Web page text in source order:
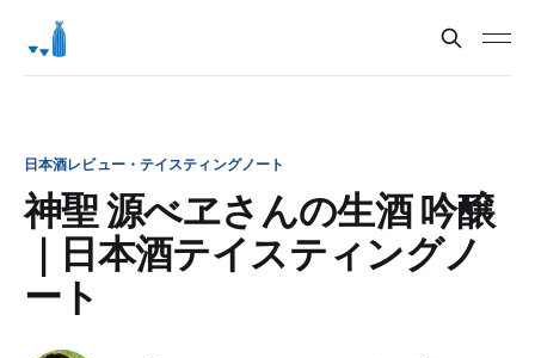
日本酒レビュー・テイスティングノート
神聖 源べヱさんの生酒 吟醸
｜日本酒テイスティングノ
ート